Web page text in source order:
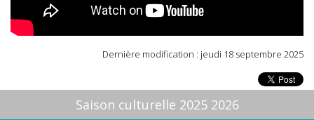
Dernière modification : jeudi 18 septembre 2025
Saison culturelle 2025 2026